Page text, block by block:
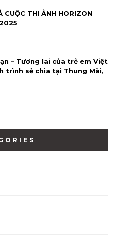
CUỘC THI ẢNH HORIZON
– Tương lai của trẻ em Việt
trình sẻ chia tại Thung Mài,